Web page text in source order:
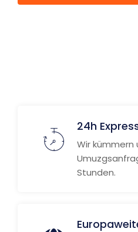
24h
Wir kümmern
Stunden.